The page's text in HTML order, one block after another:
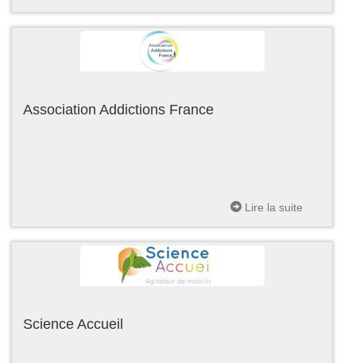
Association Addictions France
Lire la suite
Science Accueil